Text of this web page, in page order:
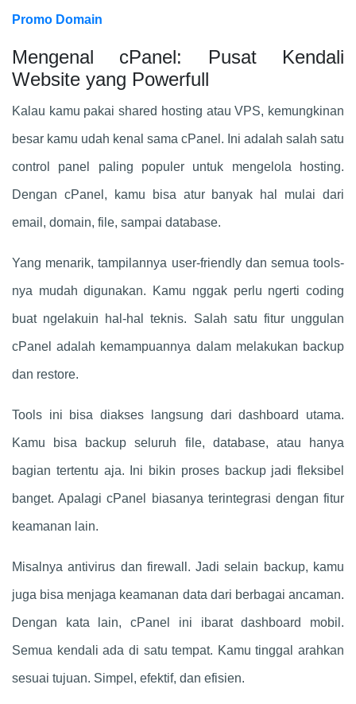
Promo Domain
Mengenal cPanel: Pusat Kendali
Website yang Powerfull
Kalau kamu pakai shared hosting atau VPS, kemungkinan
besar kamu udah kenal sama cPanel. Ini adalah salah satu
control panel paling populer untuk mengelola hosting.
Dengan cPanel, kamu bisa atur banyak hal mulai dari
email, domain, file, sampai database.
Yang menarik, tampilannya user-friendly dan semua tools-
nya mudah digunakan. Kamu nggak perlu ngerti coding
buat ngelakuin hal-hal teknis. Salah satu fitur unggulan
cPanel adalah kemampuannya dalam melakukan backup
dan restore.
Tools ini bisa diakses langsung dari dashboard utama.
Kamu bisa backup seluruh file, database, atau hanya
bagian tertentu aja. Ini bikin proses backup jadi fleksibel
banget. Apalagi cPanel biasanya terintegrasi dengan fitur
keamanan lain.
Misalnya antivirus dan firewall. Jadi selain backup, kamu
juga bisa menjaga keamanan data dari berbagai ancaman.
Dengan kata lain, cPanel ini ibarat dashboard mobil.
Semua kendali ada di satu tempat. Kamu tinggal arahkan
sesuai tujuan. Simpel, efektif, dan efisien.